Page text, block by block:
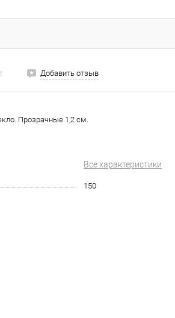
Добавить отзыв
Прозрачные 1,2 см.
Все характеристики
150